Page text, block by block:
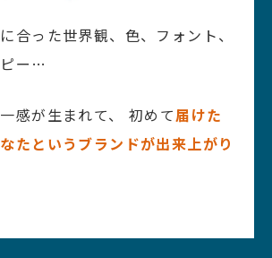
合った世界観、色、フォント、
ー…
感が生まれて、 初めて届けた
たというブランドが出来上がり